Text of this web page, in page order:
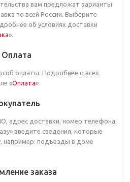
вам предложат варианты
по всей России. Выберите
об условиях доставки
».
Оплата
оплаты. Подробнее о всех
«Оплата»
адрес доставки, номер телефона.
введите сведения, которые
например: подъезды в доме
заказа